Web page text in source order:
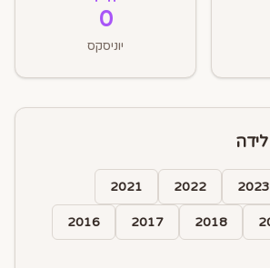
0
יוניסקס
2023
2022
2021
2018
2017
2016